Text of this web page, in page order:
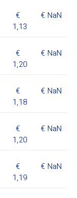
1,13
NaN
1,20
NaN
1,18
NaN
1,20
NaN
1,19
NaN